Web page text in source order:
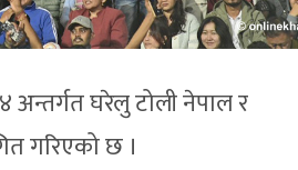
अन्तर्गत घरेलु टोली नेपाल र
गरिएको छ ।